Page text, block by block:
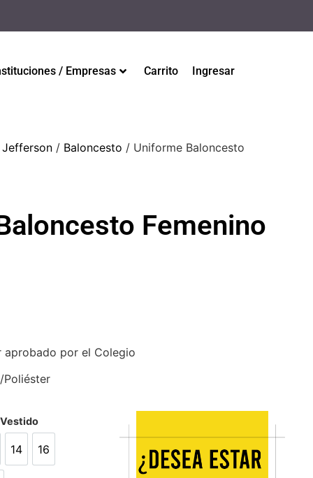
/ Empresas Carrito Ingresar
/ Baloncesto / Uniforme Baloncesto
Femenino
aprobado por el Colegio
Poliéster
14
14
16
16